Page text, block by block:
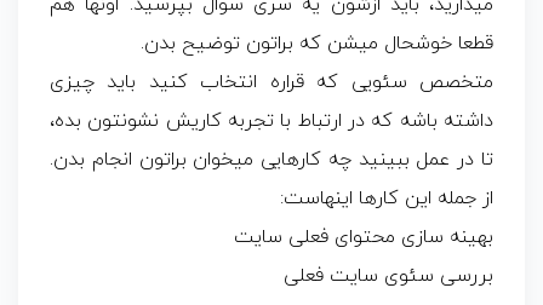
قطعا خوشحال میشن که براتون توضیح بدن.
متخصص سئویی که قراره انتخاب کنید باید چیزی
داشته باشه که در ارتباط با تجربه کاریش نشونتون بده،
تا در عمل ببینید چه کارهایی میخوان براتون انجام بدن.
از جمله این کارها اینهاست:
بهینه سازی محتوای فعلی سایت
بررسی سئوی سایت فعلی